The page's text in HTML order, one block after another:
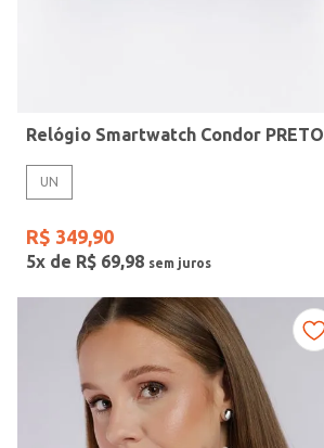
Fitness
Relógio Smartwatch Condor PRETO
UN
R$ 349,90
5x de R$ 69,98